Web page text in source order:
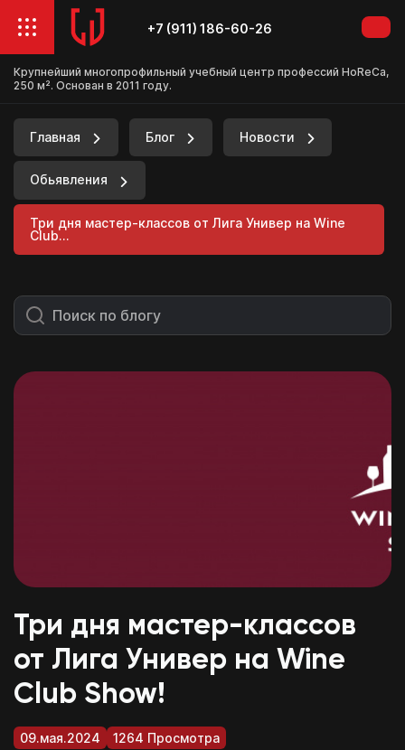
Крупнейший многопрофильный учебный центр профессий HoReCa,
250 м². Основан в 2011 году.
+7 (911) 186-60-26
Главная Блог Новости
Обьявления
Три дня мастер-классов от Лига Универ на Wine
Club...
Три дня мастер-классов
от Лига Универ на Wine
Club Show!
09.мая.2024 1264 Просмотра